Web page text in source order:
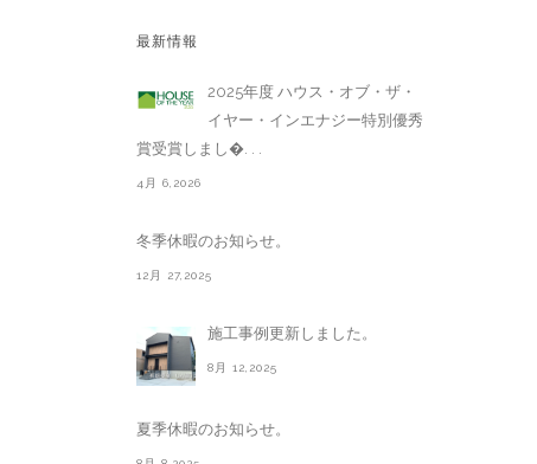
最新情報
2025年度 ハウス・オブ・ザ・
イヤー・インエナジー特別優秀
賞受賞しまし�. . .
4月 6,2026
冬季休暇のお知らせ。
12月 27,2025
施工事例更新しました。
8月 12,2025
夏季休暇のお知らせ。